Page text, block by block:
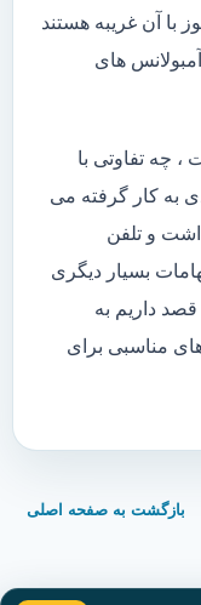
با آن غریبه هستند
های
چه تفاوتی با
به کار گرفته می
و تلفن
بسیار دیگری
داریم به
مناسبی برای
بازگشت به صفحه اصلی